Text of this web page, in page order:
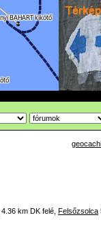
4.36 km DK felé Felsőzsolca